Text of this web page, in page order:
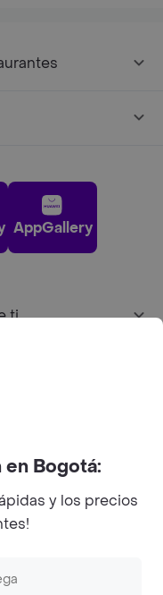
AppGallery
ti
reserved.
Bogotá:
y los precios